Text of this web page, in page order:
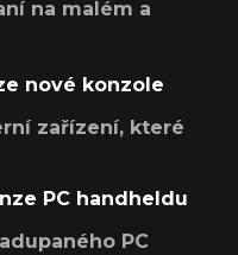
na malém a
nové konzole
zařízení, které
PC handheldu
PC